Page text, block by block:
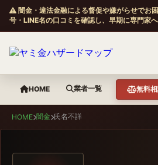
闇金・違法金融による督促や嫌がらせでお
号・LINE名の口コミを確認し、早期に専門家へ
HOME 業者一覧 無料
HOME 闇金 氏名不詳